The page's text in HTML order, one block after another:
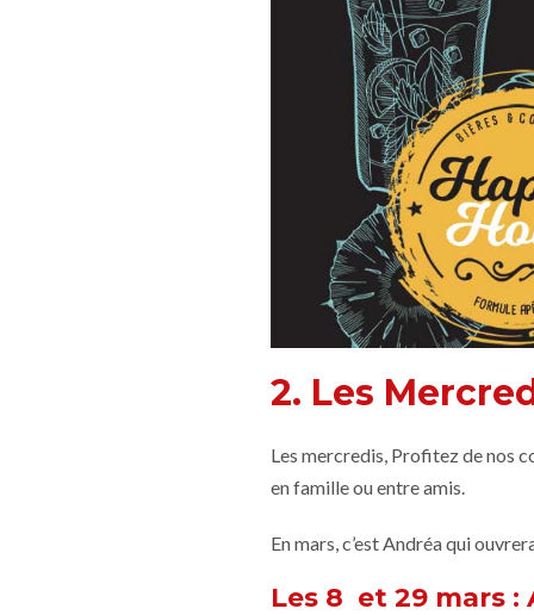
2. Les
Les mercredis, Profitez de nos
en famille ou entre amis.
En mars, c’est Andréa qui
Les 8 et 29 mars :